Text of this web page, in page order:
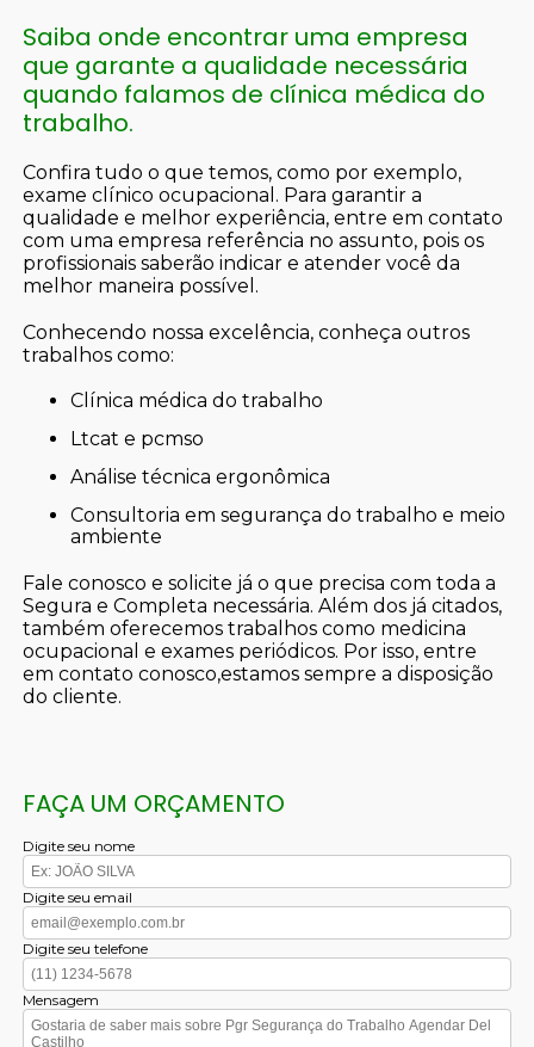
Saiba onde encontrar uma empresa
que garante a qualidade necessária
quando falamos de clínica médica do
trabalho.
Confira tudo o que temos, como por exemplo,
exame clínico ocupacional. Para garantir a
qualidade e melhor experiência, entre em contato
com uma empresa referência no assunto, pois os
profissionais saberão indicar e atender você da
melhor maneira possível.
Conhecendo nossa excelência, conheça outros
trabalhos como:
clínica médica do trabalho
ltcat e pcmso
análise técnica ergonômica
consultoria em segurança do trabalho e meio
ambiente
Fale conosco e solicite já o que precisa com toda a
Segura e Completa necessária. Além dos já citados,
também oferecemos trabalhos como medicina
ocupacional e exames periódicos. Por isso, entre
em contato conosco,estamos sempre a disposição
do cliente.
FAÇA UM ORÇAMENTO
Digite seu nome
Digite seu email
Digite seu telefone
Mensagem